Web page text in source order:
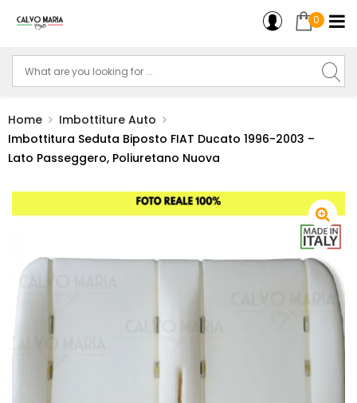
0
Home
Imbottiture Auto
Imbottitura Seduta Biposto FIAT Ducato 1996-2003 –
Lato Passeggero, Poliuretano Nuova